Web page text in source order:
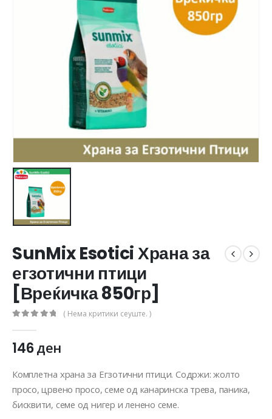
SunMix Esotici Храна за
егзотични птици
[Вреќичка 850гр]
( Нема критики сеуште. )
146ден
Комплетна храна за Егзотични птици. Содржи: жолто
просо, црвено просо, семе од канаринска трева, паника,
бисквити, семе од нигер и ленено семе.